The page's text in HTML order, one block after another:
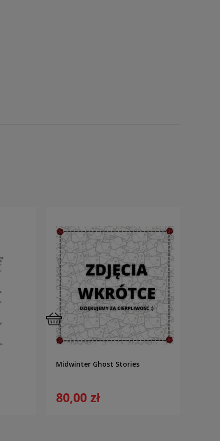
Midwinter Ghost Stories
80,00 zł